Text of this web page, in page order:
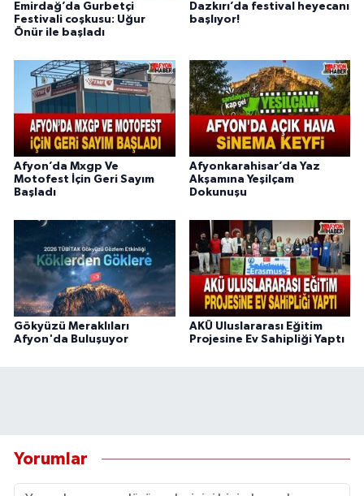
Emirdağ’da Gurbetçi
Festivali coşkusu: Uğur
Önür ile başladı
Dazkırı’da festival heyecanı
başlıyor!
Afyon’da Mxgp Ve
Motofest İçin Geri Sayım
Başladı
Afyonkarahisar’da Yaz
Akşamına Yeşilçam
Dokunuşu
Gökyüzü Meraklıları
Afyon'da Buluşuyor
AKÜ Uluslararası Eğitim
Projesine Ev Sahipliği Yaptı
Yorumlar